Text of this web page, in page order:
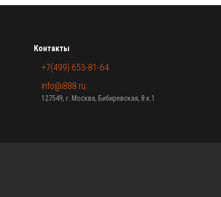
Контакты
+7(499) 653-81-64
info@i888.ru
127549, г. Москва, Бибиревская, 8 к.1